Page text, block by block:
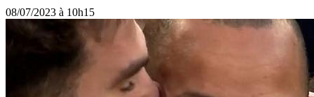
08/07/2023 à 10h15